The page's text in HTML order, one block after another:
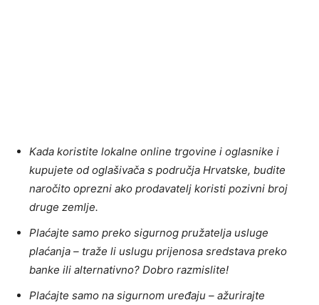
Kada koristite lokalne online trgovine i oglasnike i
kupujete od oglašivača s područja Hrvatske, budite
naročito oprezni ako prodavatelj koristi pozivni broj
druge zemlje.
Plaćajte samo preko sigurnog pružatelja usluge
plaćanja – traže li uslugu prijenosa sredstava preko
banke ili alternativno? Dobro razmislite!
Plaćajte samo na sigurnom uređaju – ažurirajte